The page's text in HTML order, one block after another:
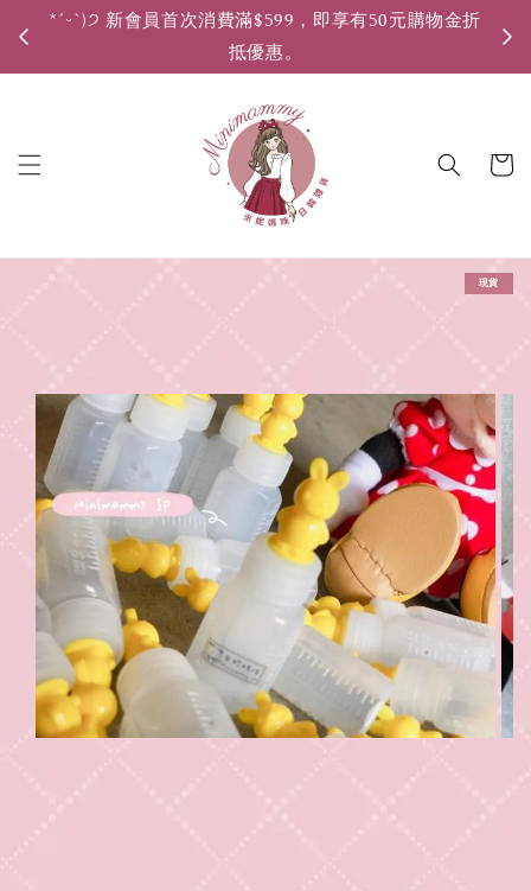
*ˊᵕˋ)੭ 新會員首次消費滿$599，即享有50元購物金折
抵優惠。
現貨